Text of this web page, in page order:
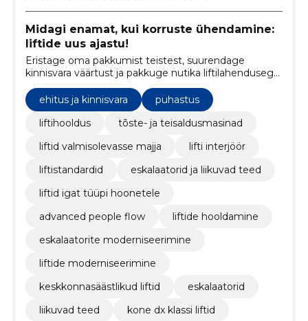
Midagi enamat, kui korruste ühendamine:
liftide uus ajastu!
Eristage oma pakkumist teistest, suurendage
kinnisvara väärtust ja pakkuge nutika liftilahendusega
parimat kasutajaelamust.
ehitus ja kinnisvara
puhastus
liftihooldus
tõste- ja teisaldusmasinad
liftid valmisolevasse majja
lifti interjöör
liftistandardid
eskalaatorid ja liikuvad teed
liftid igat tüüpi hoonetele
advanced people flow
liftide hooldamine
eskalaatorite moderniseerimine
liftide moderniseerimine
keskkonnasäästlikud liftid
eskalaatorid
liikuvad teed
kone dx klassi liftid